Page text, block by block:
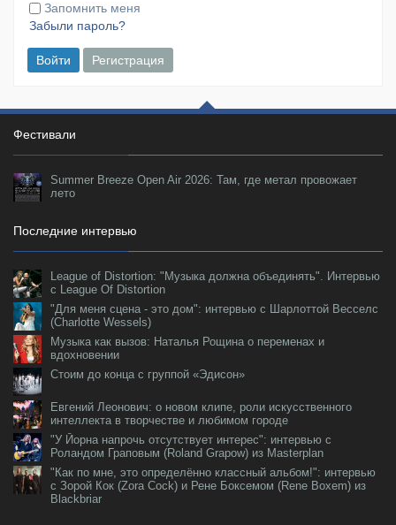
Запомнить меня
Забыли пароль?
Войти Регистрация
Фестивали
Summer Breeze Open Air 2026: Там, где метал провожает
лето
Последние интервью
League of Distortion: "Музыка должна объединять". Интервью
с League Of Distortion
"Для меня сцена - это дом": интервью с Шарлоттой Весселс
(Charlotte Wessels)
Музыка как вызов: Наталья Рощина о переменах и
вдохновении
Стоим до конца с группой «Эдисон»
Евгений Леонович: о новом клипе, роли искусственного
интеллекта в творчестве и любимом городе
"У Йорна напрочь отсутствует интерес": интервью с
Роландом Граповым (Roland Grapow) из Masterplan
"Как по мне, это определённо классный альбом!": интервью
с Зорой Кок (Zora Cock) и Рене Боксемом (Rene Boxem) из
Blackbriar